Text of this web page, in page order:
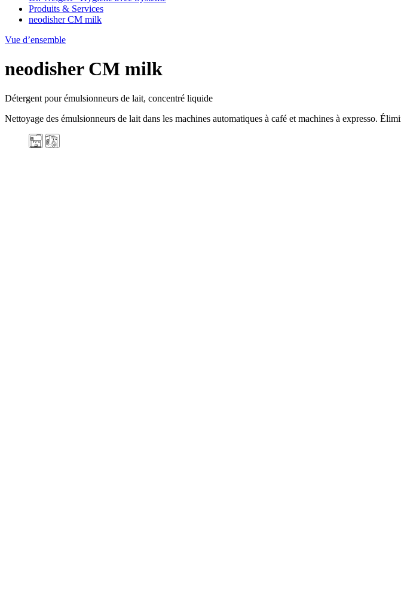
Produits & Services
neodisher CM milk
Vue d’ensemble
neodisher CM milk
Détergent pour émulsionneurs de lait, concentré liquide
Nettoyage des émulsionneurs de lait dans les machines automatiques à café et machines à expresso.